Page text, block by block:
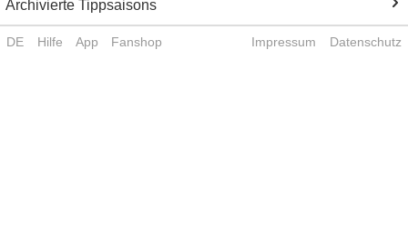
Archivierte Tippsaisons
DE Hilfe App Fanshop Impressum Datenschutz